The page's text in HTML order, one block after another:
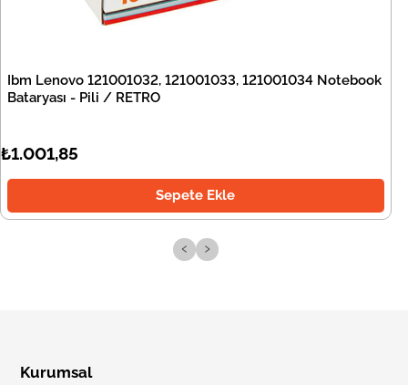
Ibm Lenovo 121001032, 121001033, 121001034 Notebook
Bataryası - Pili / RETRO
₺1.001,85
Sepete Ekle
‹ ›
Kurumsal